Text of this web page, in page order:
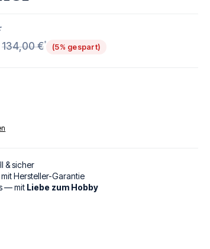
134,00 €*
(5% gespart)
& sicher
mit Hersteller-Garantie
— mit Liebe zum Hobby